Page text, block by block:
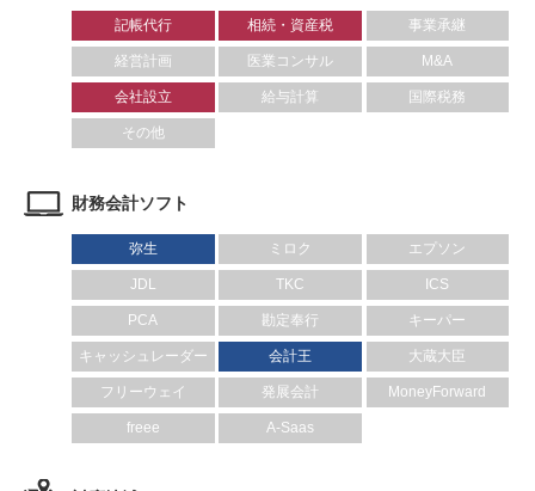
記帳代行 相続・資産税 事業承継
経営計画 医業コンサル M&A
会社設立 給与計算 国際税務
その他
財務会計ソフト
弥生 ミロク エプソン
JDL TKC ICS
PCA 勘定奉行 キーパー
キャッシュレーダー 会計王 大蔵大臣
フリーウェイ 発展会計 MoneyForward
freee A-Saas